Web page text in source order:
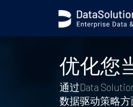
body { background-image: url('https://
优化您
通过Data
数据驱动策略